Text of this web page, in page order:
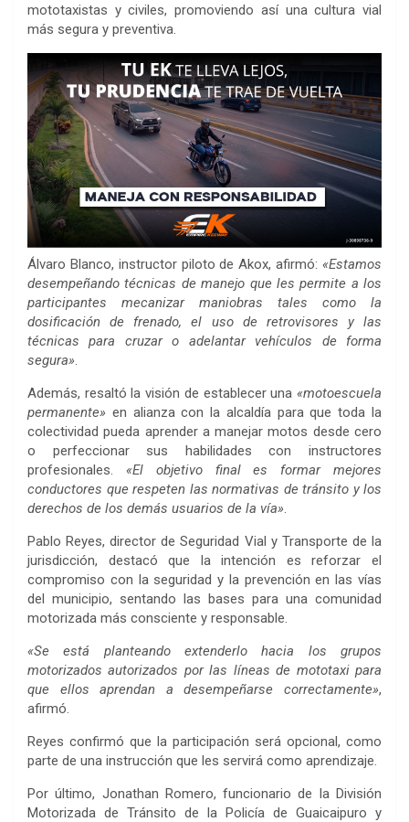
mototaxistas y civiles, promoviendo así una cultura vial
más segura y preventiva.
Álvaro Blanco, instructor piloto de Akox, afirmó: «Estamos
desempeñando técnicas de manejo que les permite a los
participantes mecanizar maniobras tales como la
dosificación de frenado, el uso de retrovisores y las
técnicas para cruzar o adelantar vehículos de forma
segura».
Además, resaltó la visión de establecer una «motoescuela
permanente» en alianza con la alcaldía para que toda la
colectividad pueda aprender a manejar motos desde cero
o perfeccionar sus habilidades con instructores
profesionales. «El objetivo final es formar mejores
conductores que respeten las normativas de tránsito y los
derechos de los demás usuarios de la vía».
Pablo Reyes, director de Seguridad Vial y Transporte de la
jurisdicción, destacó que la intención es reforzar el
compromiso con la seguridad y la prevención en las vías
del municipio, sentando las bases para una comunidad
motorizada más consciente y responsable.
«Se está planteando extenderlo hacia los grupos
motorizados autorizados por las líneas de mototaxi para
que ellos aprendan a desempeñarse correctamente»,
afirmó.
Reyes confirmó que la participación será opcional, como
parte de una instrucción que les servirá como aprendizaje.
Por último, Jonathan Romero, funcionario de la División
Motorizada de Tránsito de la Policía de Guaicaipuro y